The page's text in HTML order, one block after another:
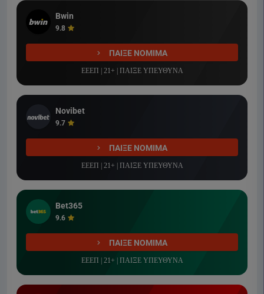
Bwin
9.8
ΠΑΙΞΕ ΝΟΜΙΜΑ
ΕΕΕΠ | 21+ | ΠΑΙΞΕ ΥΠΕΥΘΥΝΑ
Novibet
9.7
ΠΑΙΞΕ ΝΟΜΙΜΑ
ΕΕΕΠ | 21+ | ΠΑΙΞΕ ΥΠΕΥΘΥΝΑ
Bet365
9.6
ΠΑΙΞΕ ΝΟΜΙΜΑ
ΕΕΕΠ | 21+ | ΠΑΙΞΕ ΥΠΕΥΘΥΝΑ